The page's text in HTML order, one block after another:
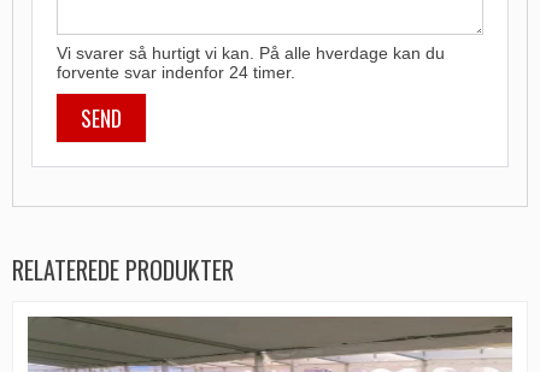
Vi svarer så hurtigt vi kan. På alle hverdage kan du
forvente svar indenfor 24 timer.
RELATEREDE PRODUKTER